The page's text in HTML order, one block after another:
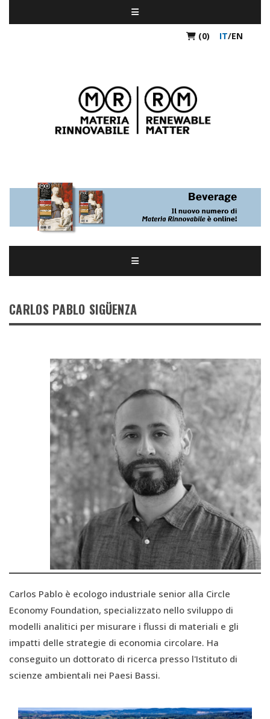
(0) IT/EN
CARLOS PABLO SIGÜENZA
Carlos Pablo è ecologo industriale senior alla Circle
Economy Foundation, specializzato nello sviluppo di
modelli analitici per misurare i flussi di materiali e gli
impatti delle strategie di economia circolare. Ha
conseguito un dottorato di ricerca presso l'Istituto di
scienze ambientali nei Paesi Bassi.